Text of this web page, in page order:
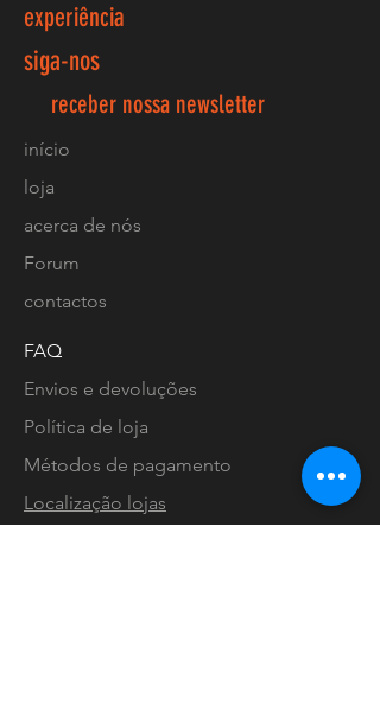
experiência
siga-nos
receber nossa newsletter
início
loja
acerca de nós
Forum
contactos
FAQ
Envios e devoluções
Política de loja
Métodos de pagamento
Localização lojas